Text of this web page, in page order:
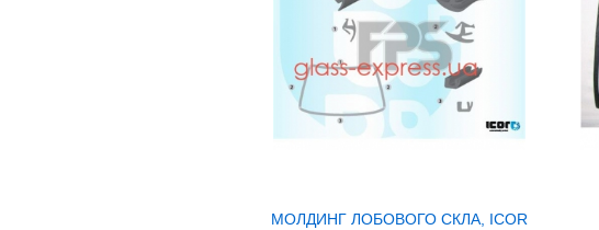
МОЛДИНГ ЛОБОВОГО СКЛА, ICOR